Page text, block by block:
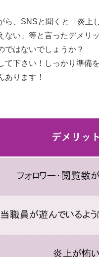
ら、SNSと聞くと「炎上
ない」等と言ったデメリ
ではないでしょうか？
て下さい！しっかり準備
あります！